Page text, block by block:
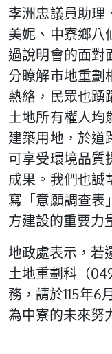
李洲忠議員助理
美妮、中寮鄉八
過說明會的面對
分瞭解市地重劃
熱絡，民眾也踴
土地所有權人均
建築用地，於道
可享受環境品質
成果。我們也誠
寫「意願調查表
方建設的重要力
地政處表示，若
土地重劃科（
務，請於115年6
為中寮的未來努